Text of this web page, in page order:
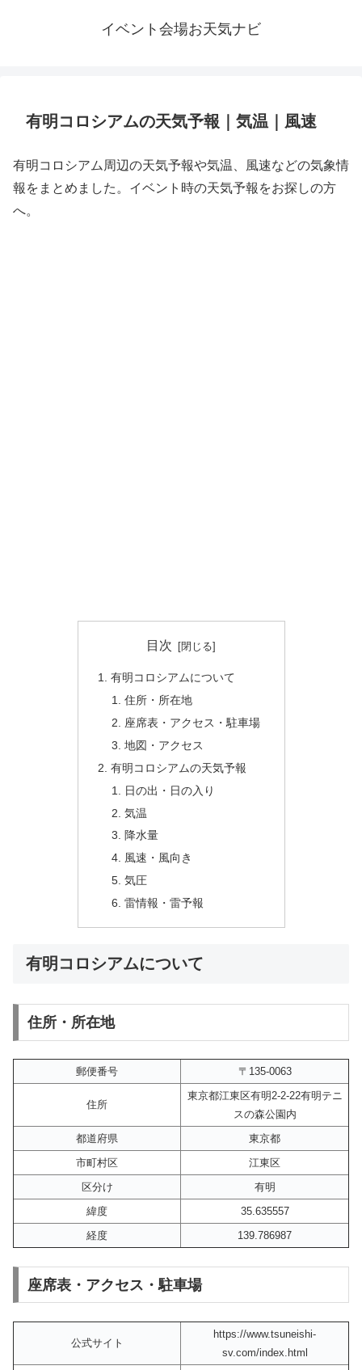
イベント会場お天気ナビ
有明コロシアムの天気予報｜気温｜風速
有明コロシアム周辺の天気予報や気温、風速などの気象情
報をまとめました。イベント時の天気予報をお探しの方
へ。
目次
有明コロシアムについて
住所・所在地
座席表・アクセス・駐車場
地図・アクセス
有明コロシアムの天気予報
日の出・日の入り
気温
降水量
風速・風向き
気圧
雷情報・雷予報
有明コロシアムについて
住所・所在地
郵便番号 〒135-0063
住所
東京都江東区有明2-2-22有明テニ
スの森公園内
都道府県
東京都
市町村区
江東区
区分け
有明
緯度
35.635557
経度
139.786987
座席表・アクセス・駐車場
公式サイト
https://www.tsuneishi-
sv.com/index.html